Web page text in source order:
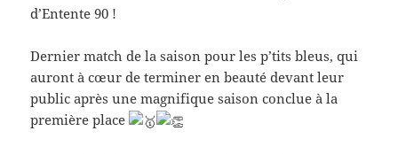
d’Entente 90 !
Dernier match de la saison pour les p’tits bleus, qui
auront à cœur de terminer en beauté devant leur
public après une magnifique saison conclue à la
première place